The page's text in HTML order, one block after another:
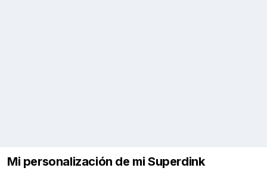
Mi personalización de mi Superdink